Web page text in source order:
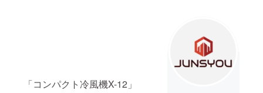
「コンパクト冷風機X-12」